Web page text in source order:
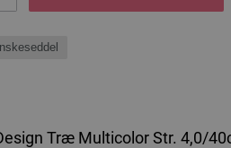
Træ Multicolor Str. 4,0/